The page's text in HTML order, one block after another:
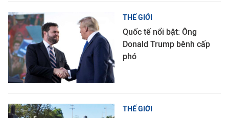
THẾ GIỚI
Quốc tế nổi bật: Ông
Donald Trump bênh cấp
phó
THẾ GIỚI